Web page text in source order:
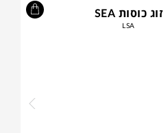
זוג כוסות SEA
LSA